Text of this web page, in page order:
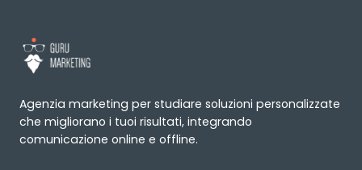
Agenzia marketing per studiare soluzioni personalizzate
che migliorano i tuoi risultati, integrando
comunicazione online e offline.